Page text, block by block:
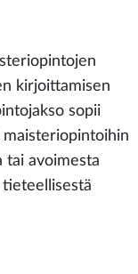
kirjoittamisen
sopii
tai avoimesta